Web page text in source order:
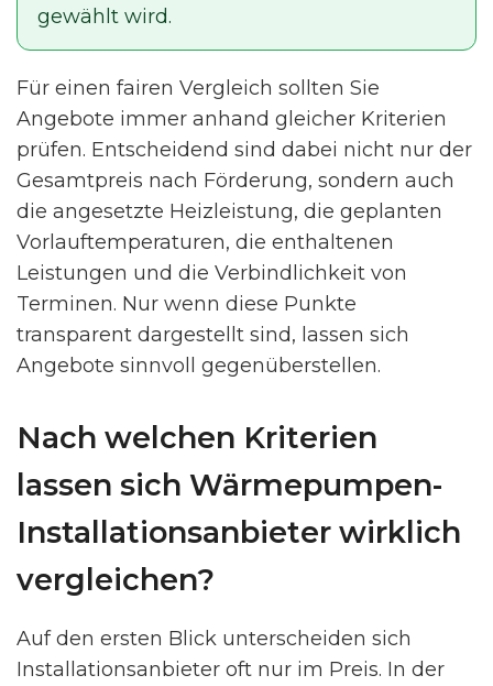
gewählt wird.
Für einen fairen Vergleich sollten Sie
Angebote immer anhand gleicher Kriterien
prüfen. Entscheidend sind dabei nicht nur der
Gesamtpreis nach Förderung, sondern auch
die angesetzte Heizleistung, die geplanten
Vorlauftemperaturen, die enthaltenen
Leistungen und die Verbindlichkeit von
Terminen. Nur wenn diese Punkte
transparent dargestellt sind, lassen sich
Angebote sinnvoll gegenüberstellen.
Nach welchen Kriterien
lassen sich Wärmepumpen-
Installationsanbieter wirklich
vergleichen?
Auf den ersten Blick unterscheiden sich
Installationsanbieter oft nur im Preis. In der